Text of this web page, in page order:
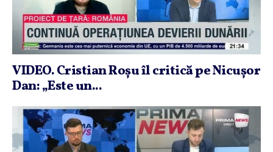
VIDEO. Cristian Roşu îl critică pe Nicuşor
Dan: „Este un...